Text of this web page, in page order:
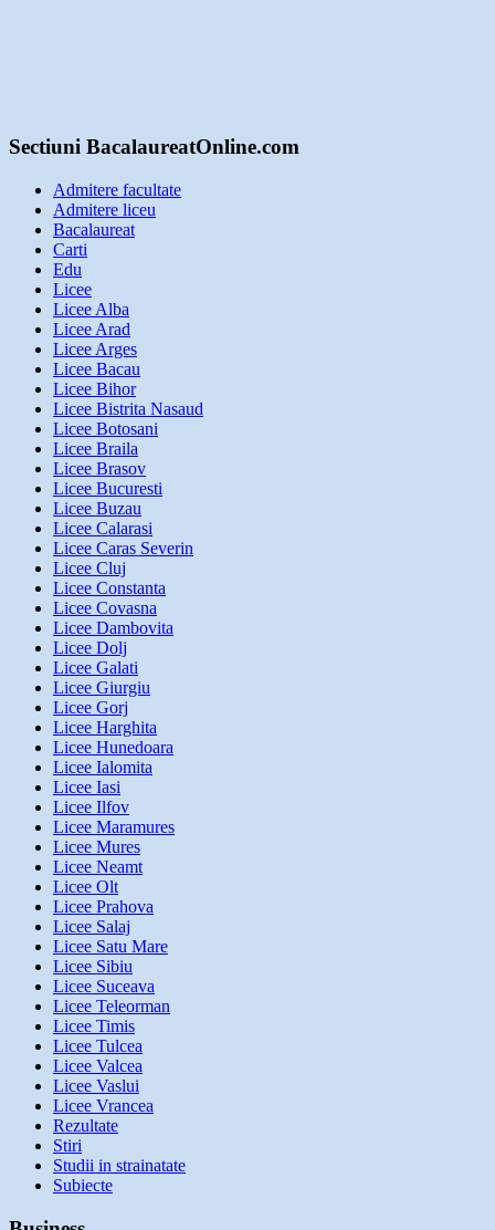
Sectiuni BacalaureatOnline.com
Admitere facultate
Admitere liceu
Bacalaureat
Carti
Edu
Licee
Licee Alba
Licee Arad
Licee Arges
Licee Bacau
Licee Bihor
Licee Bistrita Nasaud
Licee Botosani
Licee Braila
Licee Brasov
Licee Bucuresti
Licee Buzau
Licee Calarasi
Licee Caras Severin
Licee Cluj
Licee Constanta
Licee Covasna
Licee Dambovita
Licee Dolj
Licee Galati
Licee Giurgiu
Licee Gorj
Licee Harghita
Licee Hunedoara
Licee Ialomita
Licee Iasi
Licee Ilfov
Licee Maramures
Licee Mures
Licee Neamt
Licee Olt
Licee Prahova
Licee Salaj
Licee Satu Mare
Licee Sibiu
Licee Suceava
Licee Teleorman
Licee Timis
Licee Tulcea
Licee Valcea
Licee Vaslui
Licee Vrancea
Rezultate
Stiri
Studii in strainatate
Subiecte